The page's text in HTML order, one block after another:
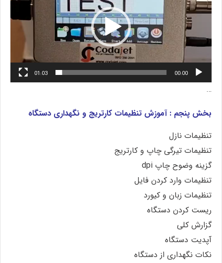
00:00
01:03
…
بخش پنجم : آموزش تنظیمات کارتریج و نگهداری دستگاه
تنظیمات نازل
تنظیمات تیرگی چاپ و کارتریج
گزینه وضوح چاپ dpi
تنظیمات وارد کردن فایل
تنظیمات زبان و کیورد
ریست کردن دستگاه
گزارش کلی
آپدیت دستگاه
نکات نگهداری از دستگاه